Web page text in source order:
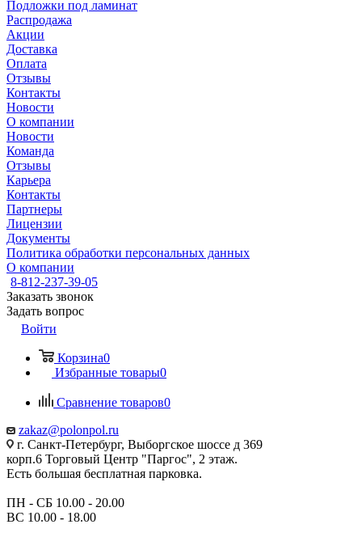
Подложки под ламинат
Распродажа
Акции
Доставка
Оплата
Отзывы
Контакты
Новости
О компании
Новости
Команда
Отзывы
Карьера
Контакты
Партнеры
Лицензии
Документы
Политика обработки персональных данных
О компании
8-812-237-39-05
Заказать звонок
Задать вопрос
Войти
Корзина0
Избранные товары0
Сравнение товаров0
zakaz@polonpol.ru
г. Санкт-Петербург, Выборгское шоссе д 369
корп.6 Торговый Центр "Паргос", 2 этаж.
Есть большая бесплатная парковка.
ПН - СБ 10.00 - 20.00
ВС 10.00 - 18.00